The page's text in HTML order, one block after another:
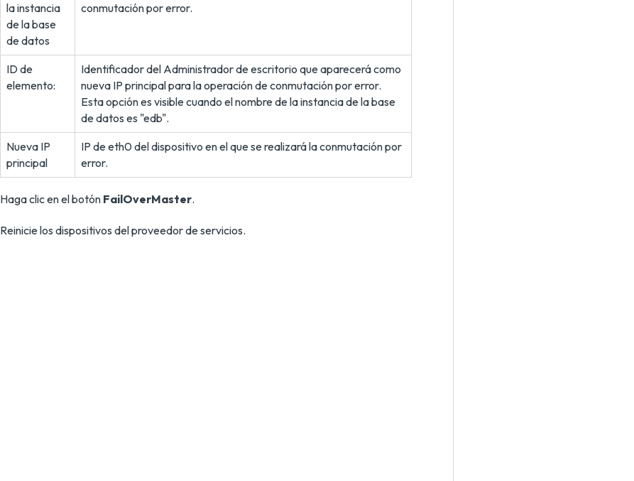
la instancia
de la base
de datos
conmutación por error.
ID de
elemento:
Identificador del Administrador de escritorio que aparecerá como
nueva IP principal para la operación de conmutación por error.
Esta opción es visible cuando el nombre de la instancia de la base
de datos es "edb".
Nueva IP
principal
IP de eth0 del dispositivo en el que se realizará la conmutación por
error.
Haga clic en el botón FailOverMaster.
Reinicie los dispositivos del proveedor de servicios.